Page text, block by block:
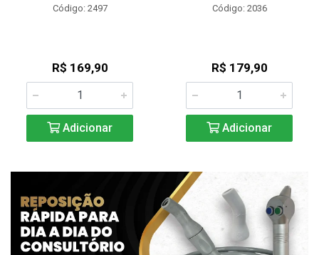
Código: 2497
R$ 169,90
Adicionar
Código: 2036
R$ 179,90
Adicionar